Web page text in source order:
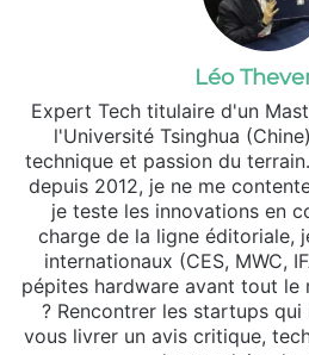
Léo
Expert Tech titulaire d'un
l'Université Tsinghua
technique et passion du
depuis 2012, je ne me
je teste les innovations en
charge de la ligne éditoriale,
internationaux (CES, MWC,
pépites hardware avant tout le
? Rencontrer les startups
vous livrer un avis critique,